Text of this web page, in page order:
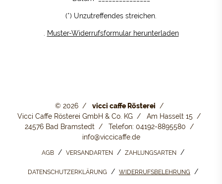
(*) Unzutreffendes streichen.
Muster-Widerrufsformular herunterladen
© 2026
vicci caffe Rösterei
Vicci Caffe Rösterei GmbH & Co. KG
Am Hasselt 15
24576 Bad Bramstedt
Telefon: 04192-8895580
info@viccicaffe.de
AGB VERSANDARTEN ZAHLUNGSARTEN
DATENSCHUTZERKLÄRUNG WIDERRUFSBELEHRUNG